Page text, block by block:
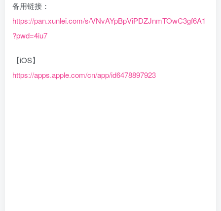
备用链接：
https://pan.xunlei.com/s/VNvAYpBpViPDZJnmTOwC3gf6A1
?pwd=4iu7
【iOS】
https://apps.apple.com/cn/app/id6478897923